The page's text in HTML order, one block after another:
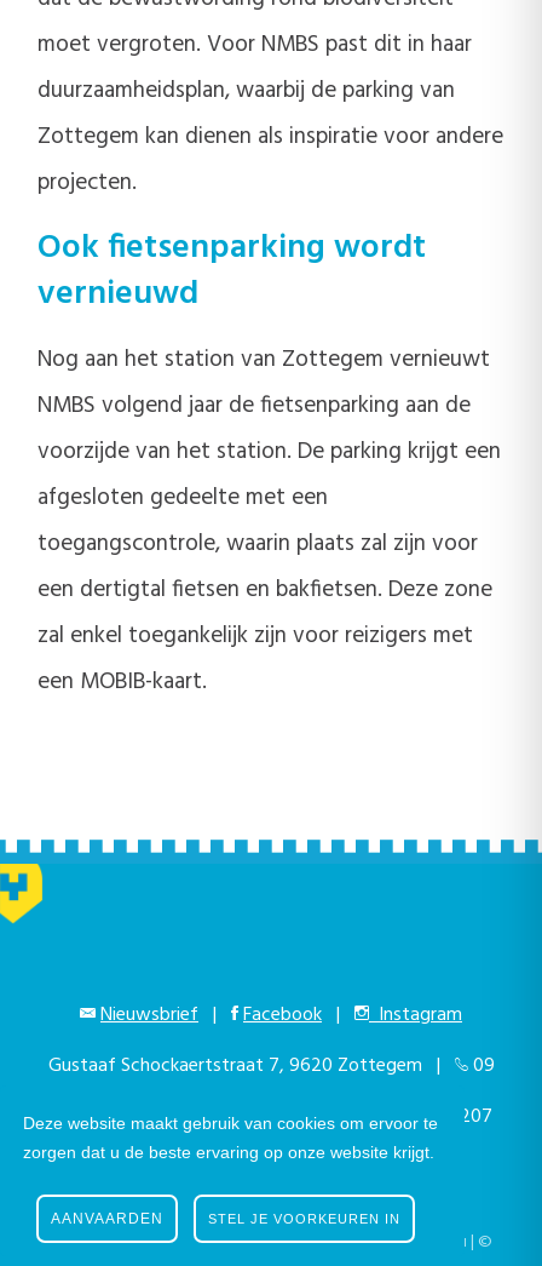
Deze website maakt gebruik van cookies om ervoor te
zorgen dat u de beste ervaring op onze website krijgt.
STEL JE VOORKEUREN IN
AANVAARDEN
moet vergroten. Voor NMBS past dit in haar
duurzaamheidsplan, waarbij de parking van
Zottegem kan dienen als inspiratie voor andere
projecten.
Ook fietsenparking wordt
vernieuwd
Nog aan het station van Zottegem vernieuwt
NMBS volgend jaar de fietsenparking aan de
voorzijde van het station. De parking krijgt een
afgesloten gedeelte met een
toegangscontrole, waarin plaats zal zijn voor
een dertigtal fietsen en bakfietsen. Deze zone
zal enkel toegankelijk zijn voor reizigers met
een MOBIB-kaart.
Nieuwsbrief | Facebook |
Instagram
Gustaaf Schockaertstraat 7, 9620 Zottegem |
09
364 65 00| info@zottegem.be| Btw BE 0207
444 990
Telefonisch bereikbaar elke werkdag van 9.00u tot 12.00u | ©